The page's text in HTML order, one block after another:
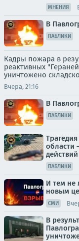
МНЕНИЯ
В
ПАБЛИКИ
Кадры пожара в
реактивных
уничтожено
Вчера, 21:16
В
ПАБЛИКИ
области
ПАБЛИКИ
И тем не
новым
СМИ
В